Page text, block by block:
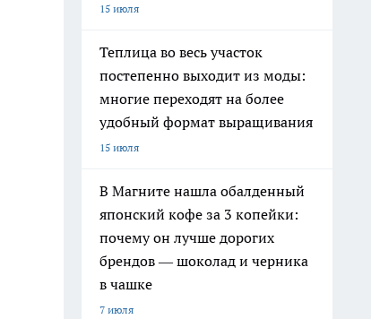
15 июля
Теплица во весь участок
постепенно выходит из моды:
многие переходят на более
удобный формат выращивания
15 июля
В Магните нашла обалденный
японский кофе за 3 копейки:
почему он лучше дорогих
брендов — шоколад и черника
в чашке
7 июля